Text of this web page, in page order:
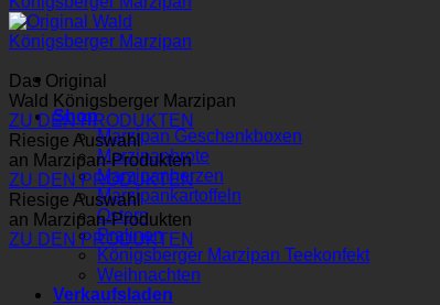
Shop
Marzipan Geschenkboxen
Marzipanbrote
Marzipanherzen
Marzipankartoffeln
Ostern
Pralinen
Königsberger Marzipan Teekonfekt
Weihnachten
Verkaufsladen
Das Original
Wald Königsberger Marzipan
ZU DEN PRODUKTEN
Riesige Auswahl
an Marzipan-Produkten
ZU DEN PRODUKTEN
Riesige Auswahl
an Marzipan-Produkten
ZU DEN PRODUKTEN